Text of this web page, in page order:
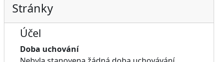
Stránky
Účel
Doba uchování